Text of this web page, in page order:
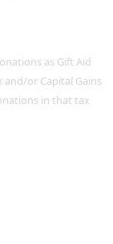
as Gift Aid
or Capital Gains
in that tax